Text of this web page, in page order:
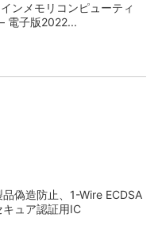
ンメモリコンピューティ
電子版2022...
品偽造防止、1-Wire ECDSA
キュア認証用IC